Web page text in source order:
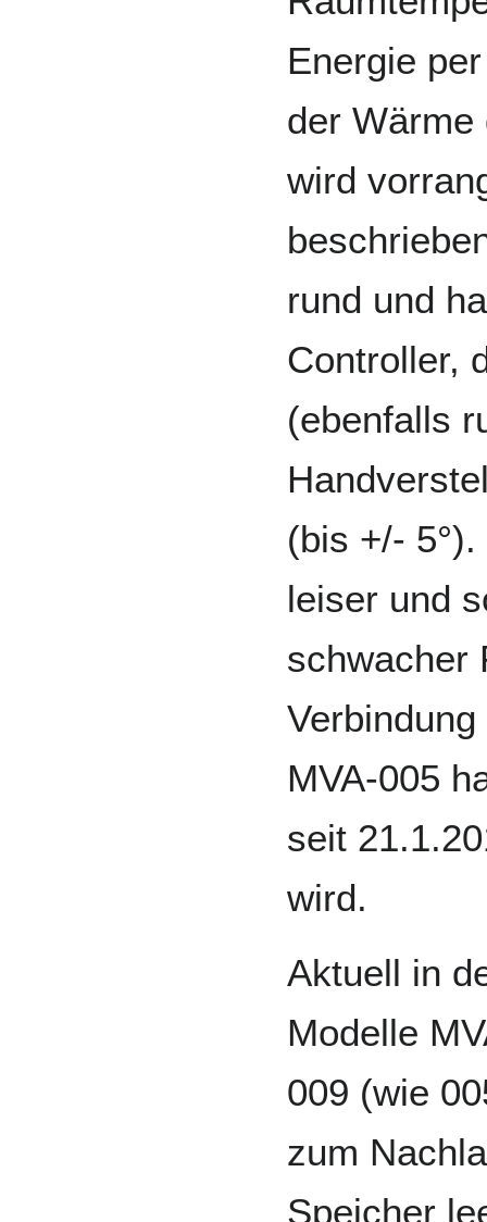
Energie
der Wärme
wird
rund und
Controller,
(ebenfalls
(bis +/-
leiser und
schwacher
MVA-005
seit
wird.
Aktuell in
Modelle
009 (wie
zum
Speicher